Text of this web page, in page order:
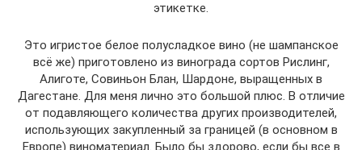
этикетке.
Это игристое белое полусладкое вино (не шампанское
всё же) приготовлено из винограда сортов Рислинг,
Алиготе, Совиньон Блан, Шардоне, выращенных в
Дагестане. Для меня лично это большой плюс. В отличие
от подавляющего количества других производителей,
использующих закупленный за границей (в основном в
Европе) виноматериал. Было бы здорово, если бы все в